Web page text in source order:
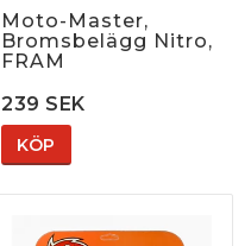
Moto-Master,
Bromsbelägg Nitro,
FRAM
239 SEK
KÖP